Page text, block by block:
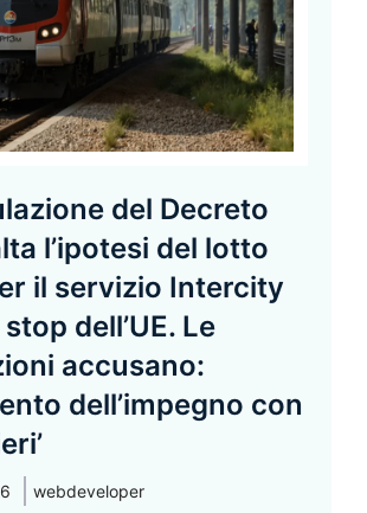
del Decreto
l’ipotesi del lotto
il servizio Intercity
dell’UE. Le
accusano:
dell’impegno con
webdeveloper